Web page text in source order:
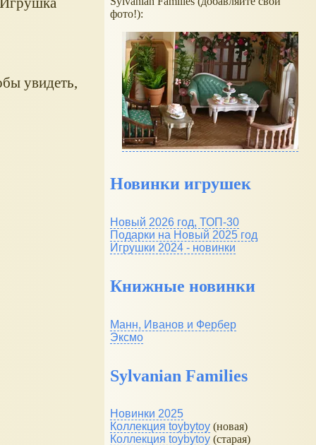
увидеть,
фото!):
Новинки игрушек
Новый 2026 год, ТОП-30
Подарки на Новый 2025 год
Игрушки 2024 - новинки
Книжные новинки
Манн, Иванов и Фербер
Эксмо
Sylvanian Families
Новинки 2025
Коллекция toybytoy (новая)
Коллекция toybytoy (старая)